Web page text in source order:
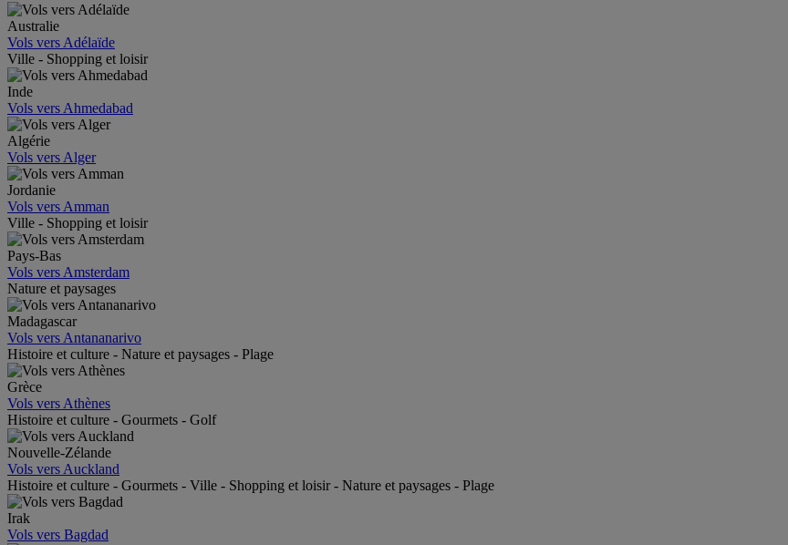
Australie
Vols vers Adélaïde
Ville - Shopping et loisir
Inde
Vols vers Ahmedabad
Algérie
Vols vers Alger
Jordanie
Vols vers Amman
Ville - Shopping et loisir
Pays-Bas
Vols vers Amsterdam
Nature et paysages
Madagascar
Vols vers Antananarivo
Histoire et culture - Nature et paysages - Plage
Grèce
Vols vers Athènes
Histoire et culture - Gourmets - Golf
Nouvelle-Zélande
Vols vers Auckland
Histoire et culture - Gourmets - Ville - Shopping et loisir - Nature et paysages - Plage
Irak
Vols vers Bagdad